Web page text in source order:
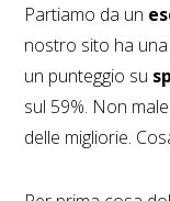
Partiamo da un
nostro sito ha
un punteggio su
sul 59%. Non
delle migliorie.